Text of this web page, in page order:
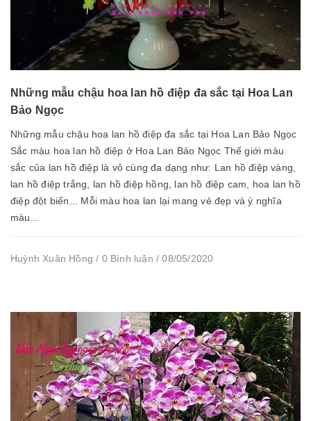
Những mẫu chậu hoa lan hồ điệp đa sắc tại Hoa Lan
Bảo Ngọc
Những mẫu chậu hoa lan hồ điệp đa sắc tại Hoa Lan Bảo Ngọc
Sắc màu hoa lan hồ điệp ở Hoa Lan Bảo Ngọc Thế giới màu
sắc của lan hồ điệp là vô cùng đa dạng như: Lan hồ điệp vàng,
lan hồ điệp trắng, lan hồ điệp hồng, lan hồ điệp cam, hoa lan hồ
điệp đột biến... Mỗi màu hoa lan lại mang vẻ đẹp và ý nghĩa
màu...
Huỳnh Xuân Hồng / 0 Bình luận / 08/05/2020